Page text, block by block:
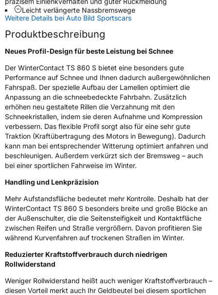
NasshaftungC
Rollgeräusch (Klasse)B
Fahrzeugklasse C1
3PMSF / Schneeflockensymbol / Alpine-SymbolJa
EisgripNein
EPREL ID479746
Allgemeine Produktsicherheit (GPSR)
HerstellerkontaktContinental Reifen Deutschland GmbH
Continental-Plaza 1 30173 Hannover
Deutschland,
customerservice_tires@conti.de
Leicht verlängerte Nassbremswege
Weitere Details bei Auto Bild Sportscars
Produktbeschreibung
Neues Profil-Design für beste Leistung bei Schnee
Der WinterContact TS 860 S bietet eine besonders gute
Performance auf Schnee und Ihnen dadurch außergewöhnlichen
Fahrspaß. Der spezielle Aufbau der Lamellen optimiert die
Anpassung an die schneebedeckte Fahrbahn. Zusätzlich
erhöhen neu gestaltete Rillen die Verzahnung mit den
Schneekristallen, indem sie deren Aufnahme und Kompression
verbessern. Das flexible Profil sorgt also für eine sehr gute
Traktion (Kraftübertragung des Motors in Bewegung). Dadurch
kann man bei entsprechender Witterung optimiert anfahren und
beschleunigen. Außerdem verkürzt sich der Bremsweg – auch
bei einer sportlichen Fahrweise im Winter.
Handling und Lenkpräzision
Mehr Aufstandsfläche bedeutet mehr Kontrolle. Deshalb hat der
WinterContact TS 860 S besonders breite und große Blöcke an
der Außenschulter, die die Seitensteifigkeit und Kontaktfläche
zwischen Reifen und Straße vergrößern. Davon profitieren Sie
während Kurvenfahren auf trockenen Straßen im Winter.
Reduzierter Kraftstoffverbrauch durch niedrigen
Rollwiderstand
Weniger Rollwiderstand heißt auch weniger Kraftstoffverbrauch –
diesen Vorteil merkt auch Ihr Geldbeutel bei diesem sportlichen